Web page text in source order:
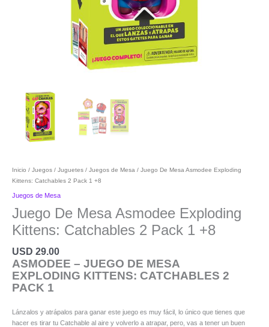
Inicio / Juegos / Juguetes / Juegos de Mesa / Juego De Mesa Asmodee Exploding
Kittens: Catchables 2 Pack 1 +8
Juegos de Mesa
Juego De Mesa Asmodee Exploding
Kittens: Catchables 2 Pack 1 +8
USD 29.00
ASMODEE – JUEGO DE MESA
EXPLODING KITTENS: CATCHABLES 2
PACK 1
Lánzalos y atrápalos para ganar este juego es muy fácil, lo único que tienes que
hacer es tirar tu Catchable al aire y volverlo a atrapar, pero, vas a tener un buen